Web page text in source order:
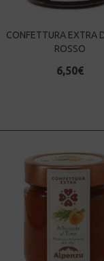
CONFETTURA EXTRA
ROSSO
6,50€